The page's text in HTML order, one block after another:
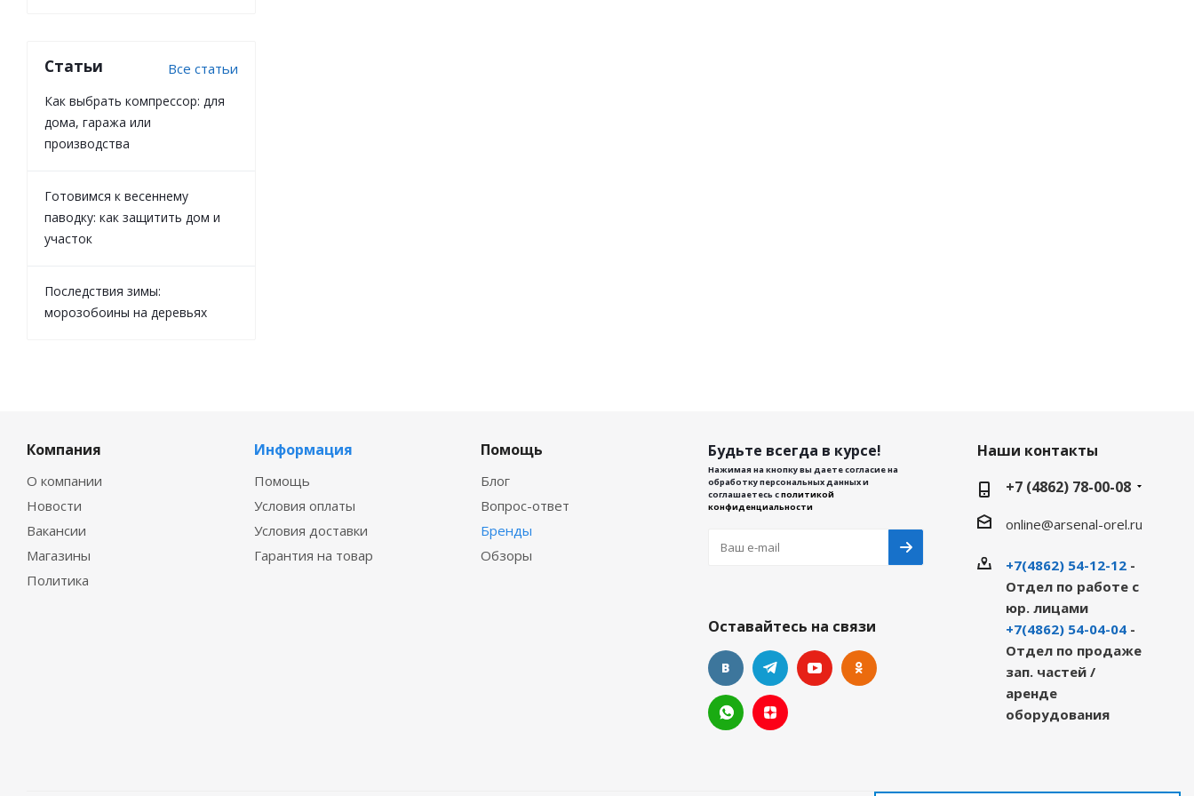
Статьи Все статьи
Как выбрать компрессор: для
дома, гаража или
производства
Готовимся к весеннему
паводку: как защитить дом и
участок
Последствия зимы:
морозобоины на деревьях
Компания
О компании
Новости
Вакансии
Магазины
Политика
Информация
Помощь
Условия оплаты
Условия доставки
Гарантия на товар
Помощь
Блог
Вопрос-ответ
Бренды
Обзоры
Будьте всегда в курсе!
Нажимая на кнопку вы даете согласие на
обработку персональных данных и
соглашаетесь сполитикой
конфиденциальности
Оставайтесь на связи
Наши контакты
+7 (4862) 78-00-08
online@arsenal-orel.ru
+7(4862) 54-12-12-
Отдел по работе с
юр. лицами
+7(4862) 54-04-04-
Отдел по продаже
зап. частей /
аренде
оборудования